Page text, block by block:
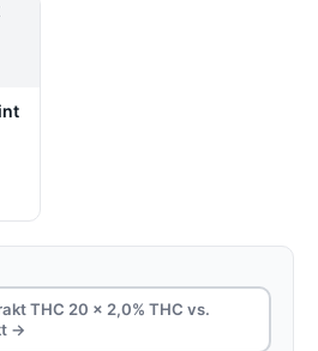
THC 20 x 2,0% THC vs.
→